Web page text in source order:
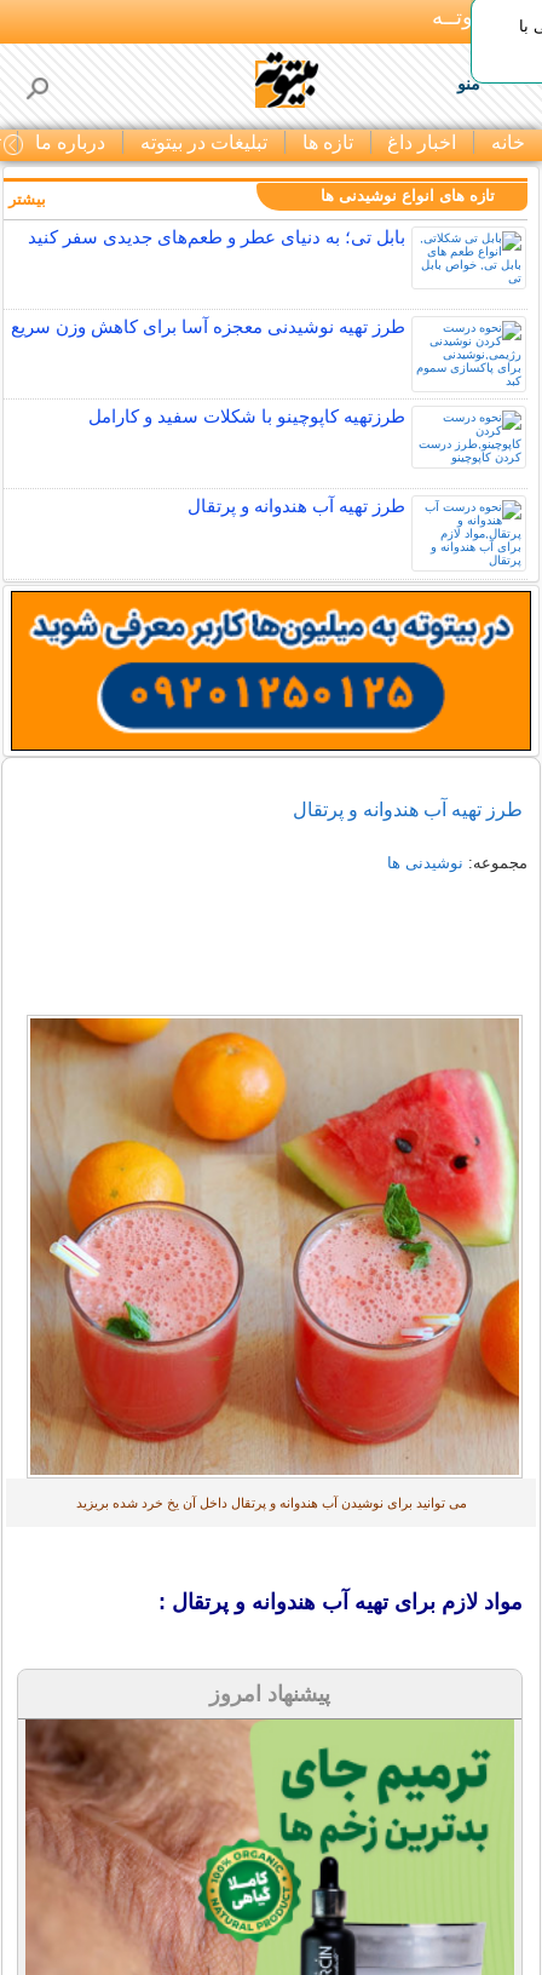
بـیتوتــه
منو
خانه اخبار داغ تازه ها تبلیغات در بیتوته درباره ما
با
تازه های انواع نوشیدنی ها
بابل تی؛ به دنیای عطر و طعم‌های جدیدی سفر کنید
طرز تهیه نوشیدنی معجزه آسا برای کاهش وزن سریع
طرزتهیه کاپوچینو با شکلات سفید و کارامل
طرز تهیه آب هندوانه و پرتقال
بیشتر
طرز تهیه آب هندوانه و پرتقال
مجموعه: نوشیدنی ها
می توانید برای نوشیدن آب هندوانه و پرتقال داخل آن یخ خرد شده بریزید
مواد لازم برای تهیه آب هندوانه و پرتقال :
پیشنهاد امروز